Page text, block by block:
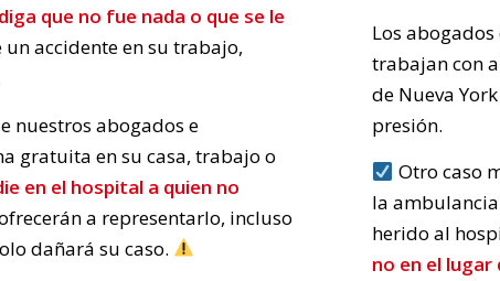
que no fue nada o que se le
un accidente en su trabajo,
nuestros abogados e
gratuita en su casa, trabajo o
en el hospital a quien no
a representarlo, incluso
dañará su caso.
Los
trabajan con
de Nueva
presión.
Otro caso
la
herido al
no en el